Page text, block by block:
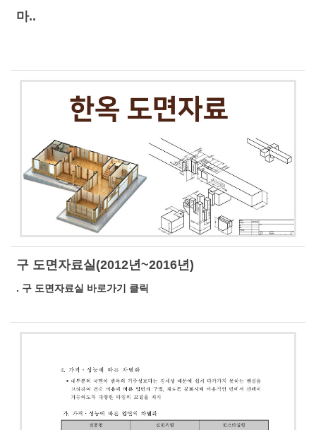
마..
구 도면자료실(2012년~2016년)
. 구 도면자료실 바로가기 클릭